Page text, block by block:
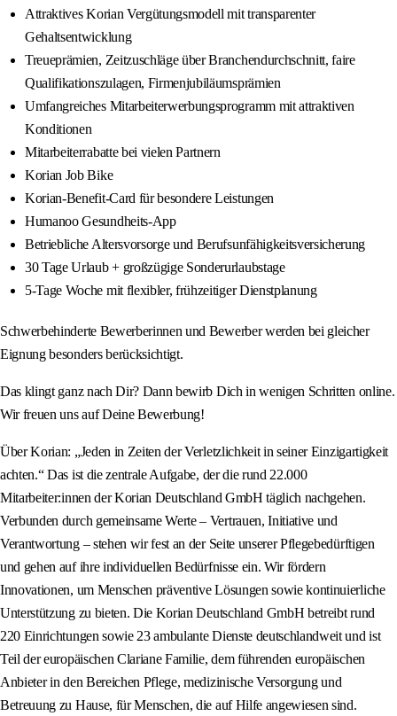
Attraktives Korian Vergütungsmodell mit transparenter
Gehaltsentwicklung
Treueprämien, Zeitzuschläge über Branchendurchschnitt, faire
Qualifikationszulagen, Firmenjubiläumsprämien
Umfangreiches Mitarbeiterwerbungsprogramm mit attraktiven
Konditionen
Mitarbeiterrabatte bei vielen Partnern
Korian Job Bike
Korian-Benefit-Card für besondere Leistungen
Humanoo Gesundheits-App
Betriebliche Altersvorsorge und Berufsunfähigkeitsversicherung
30 Tage Urlaub + großzügige Sonderurlaubstage
5-Tage Woche mit flexibler, frühzeitiger Dienstplanung
Schwerbehinderte Bewerberinnen und Bewerber werden bei gleicher
Eignung besonders berücksichtigt.
Das klingt ganz nach Dir? Dann bewirb Dich in wenigen Schritten online.
Wir freuen uns auf Deine Bewerbung!
Über Korian: „Jeden in Zeiten der Verletzlichkeit in seiner Einzigartigkeit
achten.“ Das ist die zentrale Aufgabe, der die rund 22.000
Mitarbeiter:innen der Korian Deutschland GmbH täglich nachgehen.
Verbunden durch gemeinsame Werte – Vertrauen, Initiative und
Verantwortung – stehen wir fest an der Seite unserer Pflegebedürftigen
und gehen auf ihre individuellen Bedürfnisse ein. Wir fördern
Innovationen, um Menschen präventive Lösungen sowie kontinuierliche
Unterstützung zu bieten. Die Korian Deutschland GmbH betreibt rund
220 Einrichtungen sowie 23 ambulante Dienste deutschlandweit und ist
Teil der europäischen Clariane Familie, dem führenden europäischen
Anbieter in den Bereichen Pflege, medizinische Versorgung und
Betreuung zu Hause, für Menschen, die auf Hilfe angewiesen sind.